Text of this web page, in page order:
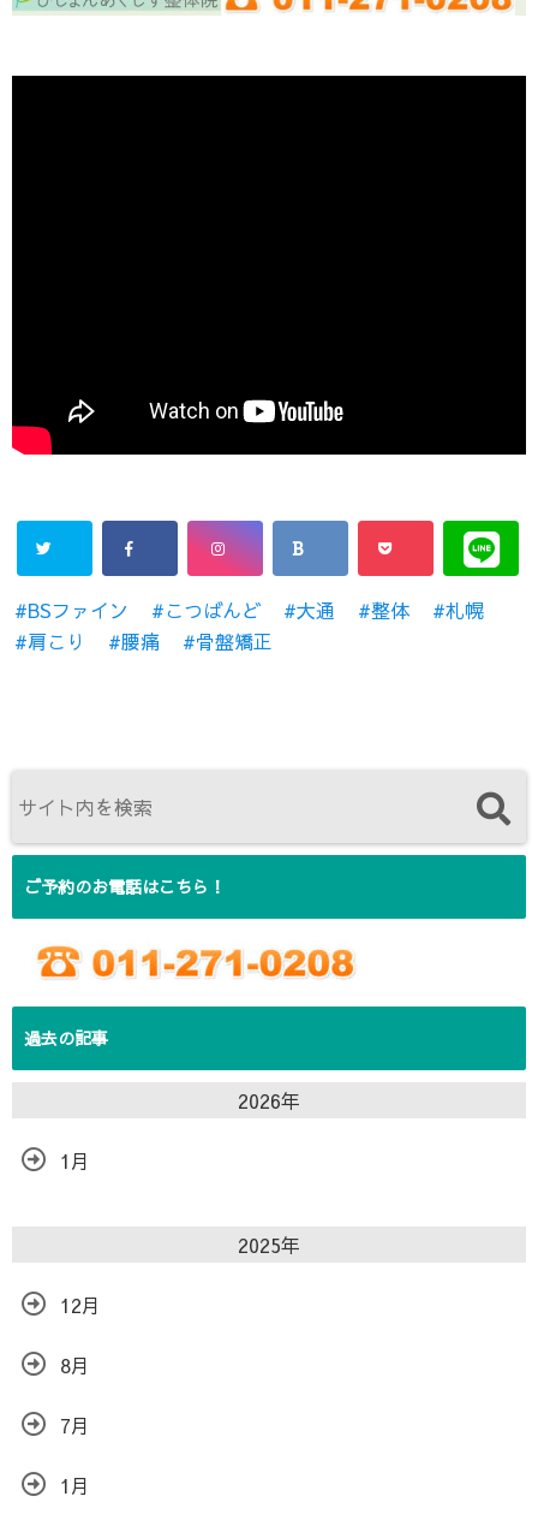
BSファイン こつばんど 大通 整体
札幌
肩こり
腰痛 骨盤矯正
ご予約のお電話はこちら！
過去の記事
2026年
1月
2025年
12月
8月
7月
1月